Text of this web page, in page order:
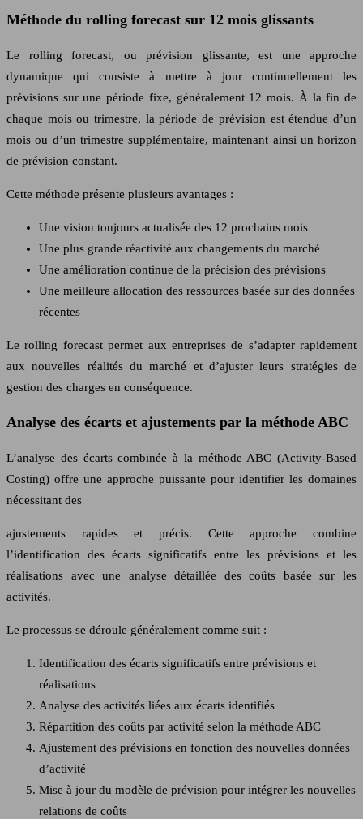
Méthode du rolling forecast sur 12 mois glissants
Le rolling forecast, ou prévision glissante, est une approche
dynamique qui consiste à mettre à jour continuellement les
prévisions sur une période fixe, généralement 12 mois. À la fin de
chaque mois ou trimestre, la période de prévision est étendue d’un
mois ou d’un trimestre supplémentaire, maintenant ainsi un horizon
de prévision constant.
Cette méthode présente plusieurs avantages :
Une vision toujours actualisée des 12 prochains mois
Une plus grande réactivité aux changements du marché
Une amélioration continue de la précision des prévisions
Une meilleure allocation des ressources basée sur des données
récentes
Le rolling forecast permet aux entreprises de s’adapter rapidement
aux nouvelles réalités du marché et d’ajuster leurs stratégies de
gestion des charges en conséquence.
Analyse des écarts et ajustements par la méthode ABC
L’analyse des écarts combinée à la méthode ABC (Activity-Based
Costing) offre une approche puissante pour identifier les domaines
nécessitant des
ajustements rapides et précis. Cette approche combine
l’identification des écarts significatifs entre les prévisions et les
réalisations avec une analyse détaillée des coûts basée sur les
activités.
Le processus se déroule généralement comme suit :
Identification des écarts significatifs entre prévisions et
réalisations
Analyse des activités liées aux écarts identifiés
Répartition des coûts par activité selon la méthode ABC
Ajustement des prévisions en fonction des nouvelles données
d’activité
Mise à jour du modèle de prévision pour intégrer les nouvelles
relations de coûts